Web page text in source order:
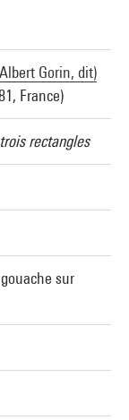
Gorin, dit)
France)
rectangles
sur